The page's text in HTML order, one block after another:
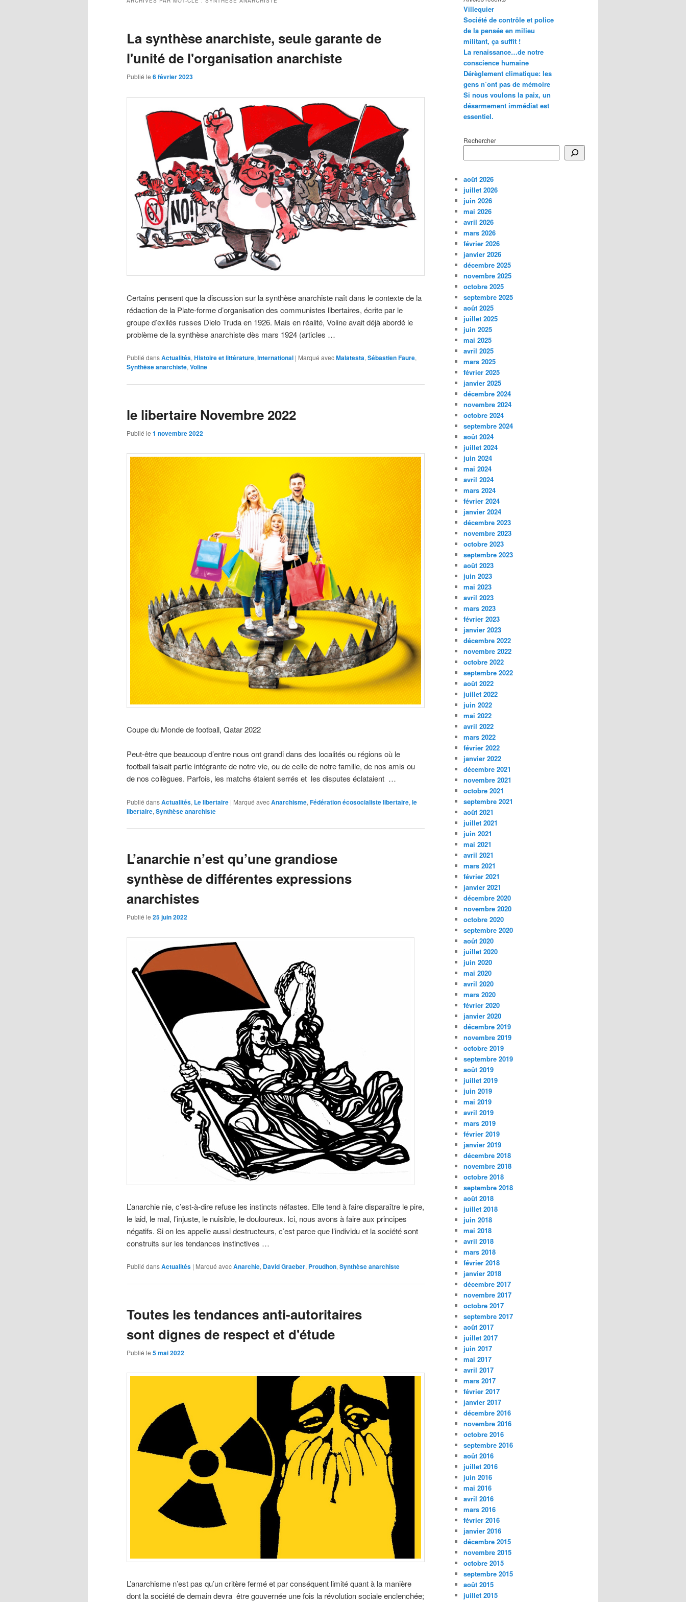
La synthèse anarchiste, seule garante de
l'unité de l'organisation anarchiste
Publié le 6 février 2023
Certains pensent que la discussion sur la synthèse anarchiste naît dans le contexte de la
rédaction de la Plate-forme d’organisation des communistes libertaires, écrite par le
groupe d’exilés russes Dielo Truda en 1926. Mais en réalité, Voline avait déjà abordé le
problème de la synthèse anarchiste dès mars 1924 (articles …
Publié dansActualités, Histoire et littérature, International | Marqué avecMalatesta, Sébastien Faure,
Synthèse anarchiste, Voline
le libertaire Novembre 2022
Publié le 1 novembre 2022
Coupe du Monde de football, Qatar 2022
Peut-être que beaucoup d’entre nous ont grandi dans des localités ou régions où le
football faisait partie intégrante de notre vie, ou de celle de notre famille, de nos amis ou
de nos collègues. Parfois, les matchs étaient serrés et les disputes éclataient …
Publié dansActualités, Le libertaire | Marqué avecAnarchisme, Fédération écosocialiste libertaire, le
libertaire, Synthèse anarchiste
L’anarchie n’est qu’une grandiose
synthèse de différentes expressions
anarchistes
Publié le 25 juin 2022
L’anarchie nie, c’est-à-dire refuse les instincts néfastes. Elle tend à faire disparaître le pire,
le laid, le mal, l’injuste, le nuisible, le douloureux. Ici, nous avons à faire aux principes
négatifs. Si on les appelle aussi destructeurs, c’est parce que l’individu et la société sont
construits sur les tendances instinctives …
Publié dansActualités | Marqué avecAnarchie, David Graeber, Proudhon,Synthèse anarchiste
Toutes les tendances anti-autoritaires
sont dignes de respect et d'étude
Publié le 5 mai 2022
L’anarchisme n’est pas qu’un critère fermé et par conséquent limité quant à la manière
dont la société de demain devra être gouvernée une fois la révolution sociale enclenchée;
Villequier
Société de contrôle et police
de la pensée en milieu
militant, ça suffit !
La renaissance…de notre
conscience humaine
Dérèglement climatique: les
gens n’ont pas de mémoire
Si nous voulons la paix, un
désarmement immédiat est
essentiel.
Rechercher
août 2026
juillet 2026
juin 2026
mai 2026
avril 2026
mars 2026
février 2026
janvier 2026
décembre 2025
novembre 2025
octobre 2025
septembre 2025
août 2025
juillet 2025
juin 2025
mai 2025
avril 2025
mars 2025
février 2025
janvier 2025
décembre 2024
novembre 2024
octobre 2024
septembre 2024
août 2024
juillet 2024
juin 2024
mai 2024
avril 2024
mars 2024
février 2024
janvier 2024
décembre 2023
novembre 2023
octobre 2023
septembre 2023
août 2023
juin 2023
mai 2023
avril 2023
mars 2023
février 2023
janvier 2023
décembre 2022
novembre 2022
octobre 2022
septembre 2022
août 2022
juillet 2022
juin 2022
mai 2022
avril 2022
mars 2022
février 2022
janvier 2022
décembre 2021
novembre 2021
octobre 2021
septembre 2021
août 2021
juillet 2021
juin 2021
mai 2021
avril 2021
mars 2021
février 2021
janvier 2021
décembre 2020
novembre 2020
octobre 2020
septembre 2020
août 2020
juillet 2020
juin 2020
mai 2020
avril 2020
mars 2020
février 2020
janvier 2020
décembre 2019
novembre 2019
octobre 2019
septembre 2019
août 2019
juillet 2019
juin 2019
mai 2019
avril 2019
mars 2019
février 2019
janvier 2019
décembre 2018
novembre 2018
octobre 2018
septembre 2018
août 2018
juillet 2018
juin 2018
mai 2018
avril 2018
mars 2018
février 2018
janvier 2018
décembre 2017
novembre 2017
octobre 2017
septembre 2017
août 2017
juillet 2017
juin 2017
mai 2017
avril 2017
mars 2017
février 2017
janvier 2017
décembre 2016
novembre 2016
octobre 2016
septembre 2016
août 2016
juillet 2016
juin 2016
mai 2016
avril 2016
mars 2016
février 2016
janvier 2016
décembre 2015
novembre 2015
octobre 2015
septembre 2015
août 2015
juillet 2015